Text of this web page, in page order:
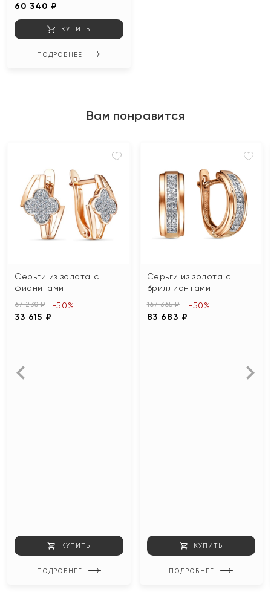
60 340 ₽
КУПИТЬ
ПОДРОБНЕЕ
Вам понравится
Серьги из золота с
фианитами
67 230 ₽
33 615 ₽
-50%
КУПИТЬ
ПОДРОБНЕЕ
Серьги из золота с
бриллиантами
167 365 ₽
83 683 ₽
-50%
КУПИТЬ
ПОДРОБНЕЕ